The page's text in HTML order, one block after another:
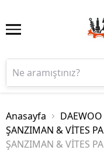
Anasayfa DAEWOO
ŞANZIMAN & VİTES
ŞANZIMAN & VİTES